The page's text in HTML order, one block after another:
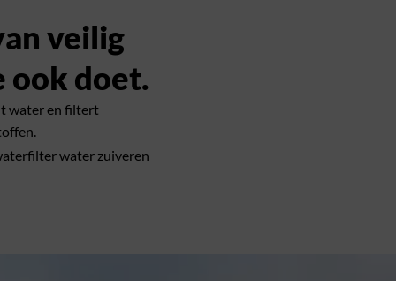
veilig
ook doet.
water en filtert